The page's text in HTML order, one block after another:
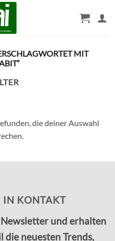
MIT
die deiner Auswahl
IN KONTAKT
und erhalten
die neuesten Trends,